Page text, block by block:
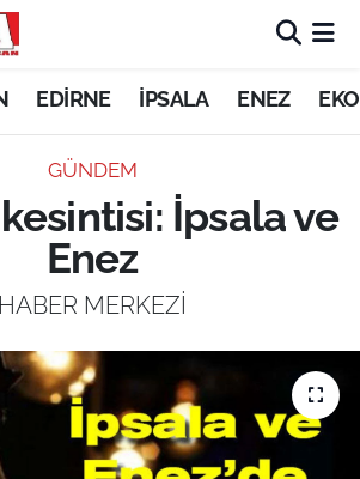
EDİRNE İPSALA ENEZ
GÜNDEM
İpsala ve
Enez
HABER MERKEZİ